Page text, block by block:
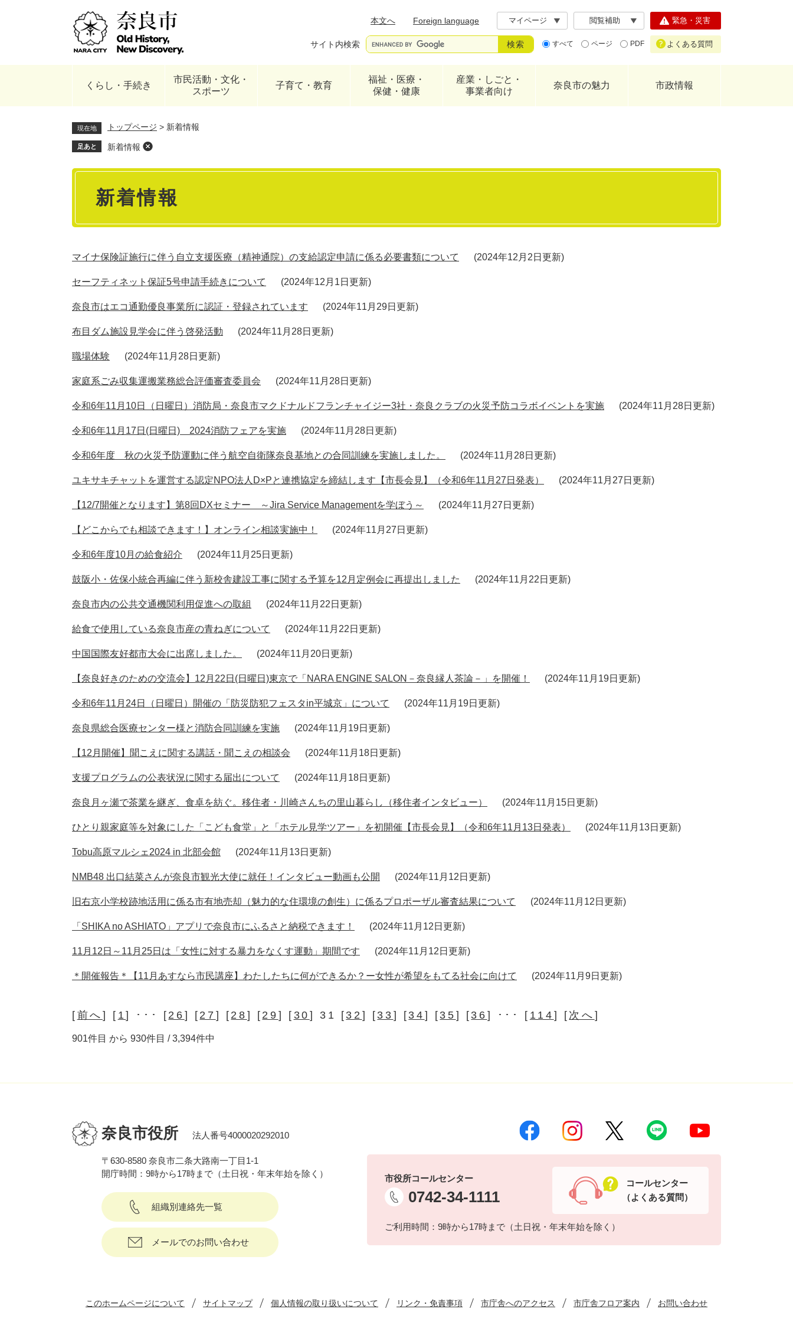
本文へ
Foreign language マイページ 閲覧補助
サイト内検索 すべて ページ PDF
緊急・災害
よくある質問
くらし・手続き
市民活動・文化・
スポーツ
子育て・教育
福祉・医療・
保健・健康
産業・しごと・
事業者向け
奈良市の魅力 市政情報
現在地 トップページ > 新着情報
足あと 新着情報
本
新着情報
マイナ保険証施行に伴う自立支援医療（精神通院）の支給認定申請に係る必要書類について 2024年12月2日更新
セーフティネット保証5号申請手続きについて 2024年12月1日更新
奈良市はエコ通勤優良事業所に認証・登録されています 2024年11月29日更新
布目ダム施設見学会に伴う啓発活動 2024年11月28日更新
職場体験 2024年11月28日更新
家庭系ごみ収集運搬業務総合評価審査委員会 2024年11月28日更新
令和6年11月10日（日曜日）消防局・奈良市マクドナルドフランチャイジー3社・奈良クラブの火災予防コラボイベントを実施 2024年11月28日更新
令和6年11月17日(日曜日) 2024消防フェアを実施 2024年11月28日更新
令和6年度 秋の火災予防運動に伴う航空自衛隊奈良基地との合同訓練を実施しました。 2024年11月28日更新
ユキサキチャットを運営する認定NPO法人D×Pと連携協定を締結します【市長会見】（令和6年11月27日発表） 2024年11月27日更新
【12/7開催となります】第8回DXセミナー ～Jira Service Managementを学ぼう～ 2024年11月27日更新
【どこからでも相談できます！】オンライン相談実施中！ 2024年11月27日更新
令和6年度10月の給食紹介 2024年11月25日更新
鼓阪小・佐保小統合再編に伴う新校舎建設工事に関する予算を12月定例会に再提出しました 2024年11月22日更新
奈良市内の公共交通機関利用促進への取組 2024年11月22日更新
給食で使用している奈良市産の青ねぎについて 2024年11月22日更新
中国国際友好都市大会に出席しました。 2024年11月20日更新
【奈良好きのための交流会】12月22日(日曜日)東京で「NARA ENGINE SALON－奈良縁人茶論－」を開催！ 2024年11月19日更新
令和6年11月24日（日曜日）開催の「防災防犯フェスタin平城京」について 2024年11月19日更新
奈良県総合医療センター様と消防合同訓練を実施 2024年11月19日更新
【12月開催】聞こえに関する講話・聞こえの相談会 2024年11月18日更新
支援プログラムの公表状況に関する届出について 2024年11月18日更新
奈良月ヶ瀬で茶業を継ぎ、食卓を紡ぐ。移住者・川崎さんちの里山暮らし（移住者インタビュー） 2024年11月15日更新
ひとり親家庭等を対象にした「こども食堂」と「ホテル見学ツアー」を初開催【市長会見】（令和6年11月13日発表） 2024年11月13日更新
Tobu高原マルシェ2024 in 北部会館 2024年11月13日更新
NMB48 出口結菜さんが奈良市観光大使に就任！インタビュー動画も公開 2024年11月12日更新
旧右京小学校跡地活用に係る市有地売却（魅力的な住環境の創生）に係るプロポーザル審査結果について 2024年11月12日更新
「SHIKA no ASHIATO」アプリで奈良市にふるさと納税できます！ 2024年11月12日更新
11月12日～11月25日は「女性に対する暴力をなくす運動」期間です 2024年11月12日更新
＊開催報告＊【11月あすなら市民講座】わたしたちに何ができるか？ー女性が希望をもてる社会に向けて 2024年11月9日更新
[ 前へ ] [ 1] ･･･ [ 26 ] [ 27 ] [ 28 ] [ 29 ] [ 30 ] 31 [ 32 ] [ 33 ] [ 34 ] [ 35 ] [ 36 ] ･･･ [ 114 ] [ 次へ ]
901件目 から 930件目 / 3,394件中
奈良市役所 法人番号4000020292010
〒630-8580 奈良市二条大路南一丁目1-1
開庁時間：9時から17時まで（土日祝・年末年始を除く）
組織別連絡先一覧
メールでのお問い合わせ
市役所コールセンター
0742-34-1111
ご利用時間：9時から17時まで（土日祝・年末年始を除く）
コールセンター
（よくある質問）
このホームページについて サイトマップ 個人情報の取り扱いについて リンク・免責事項 市庁舎へのアクセス 市庁舎フロア案内 お問い合わせ